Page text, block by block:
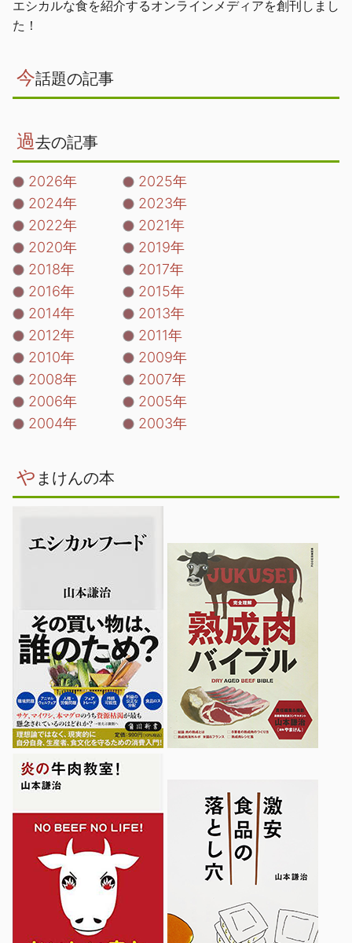
エシカルな食を紹介するオンラインメディアを創刊しまし
た！
今話題の記事
過去の記事
2026年
2025年
2024年
2023年
2022年
2021年
2020年
2019年
2018年
2017年
2016年
2015年
2014年
2013年
2012年
2011年
2010年
2009年
2008年
2007年
2006年
2005年
2004年
2003年
や まけんの本